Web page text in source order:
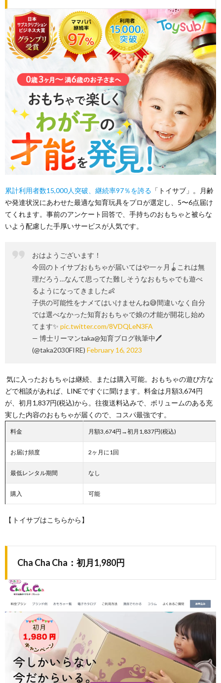
累計利用者数15,000人突破、継続率97％を誇る 「トイサブ」。月齢
や発達状況にあわせた最適な知育玩具をプロが選定し、5〜6点届け
てくれます。事前のアンケート回答で、手持ちのおもちゃと被らな
いよう配慮した手厚いサービスが人気です。
おはようございます！
今回のトイサブおもちゃが届いてはや一ヶ月🪀これは無
理だろう…なんて思ってた難しそうなおもちゃでも遊べ
るようになってきました👶
子供の可能性をナメてはいけませんね😅間違いなく自分
では選べなかった知育おもちゃで娘の才能が開花し始め
てます✨ pic.twitter.com/8VDQLeN3FA
— 博士リーマンtaka@知育ブログ執筆中🖊
(@taka2030FIRE) February 16, 2023
気に入ったおもちゃは継続、または購入可能。おもちゃの遊び方な
どで相談があれば、LINEですぐに聞けます。料金は月額3,674円
が、初月1,837円(税込)から。往復送料込みで、ボリュームのある充
実した内容のおもちゃが届くので、コスパ最強です。
料金 月額3,674円→初月1,837円(税込)
お届け頻度 2ヶ月に1回
最低レンタル期間 なし
購入 可能
【 トイサブはこちらから】
Cha Cha Cha：初月1,980円